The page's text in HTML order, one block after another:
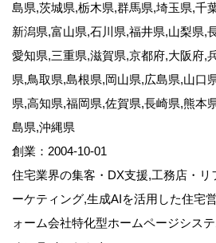
島県,茨城県,栃木県,群馬県,埼玉県,千
新潟県,富山県,石川県,福井県,山梨県,
愛知県,三重県,滋賀県,京都府,大阪府,
県,鳥取県,島根県,岡山県,広島県,山口
県,高知県,福岡県,佐賀県,長崎県,熊本
島県,沖縄県
創業：2004-10-01
住宅業界の集客・DX支援,工務店・リ
ーケティング,生成AIを活用した住宅
ォーム会社特化型ホームページシス